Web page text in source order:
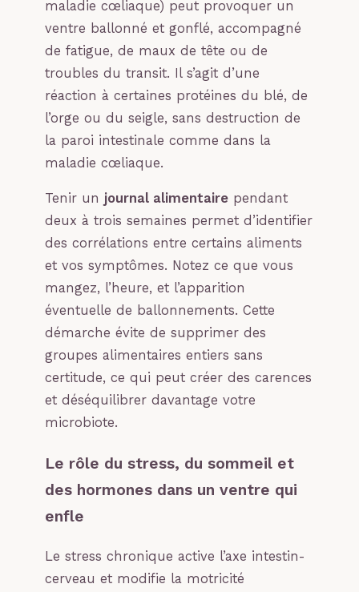
maladie cœliaque) peut provoquer un
ventre ballonné et gonflé, accompagné
de fatigue, de maux de tête ou de
troubles du transit. Il s’agit d’une
réaction à certaines protéines du blé, de
l’orge ou du seigle, sans destruction de
la paroi intestinale comme dans la
maladie cœliaque.
Tenir un journal alimentaire pendant
deux à trois semaines permet d’identifier
des corrélations entre certains aliments
et vos symptômes. Notez ce que vous
mangez, l’heure, et l’apparition
éventuelle de ballonnements. Cette
démarche évite de supprimer des
groupes alimentaires entiers sans
certitude, ce qui peut créer des carences
et déséquilibrer davantage votre
microbiote.
Le rôle du stress, du sommeil et
des hormones dans un ventre qui
enfle
Le stress chronique active l’axe intestin-
cerveau et modifie la motricité